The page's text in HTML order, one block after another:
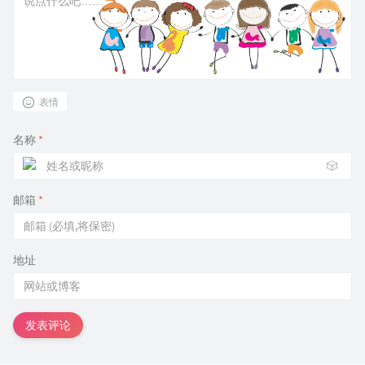
表情
名称 *
🎲
邮箱 *
地址
发表评论